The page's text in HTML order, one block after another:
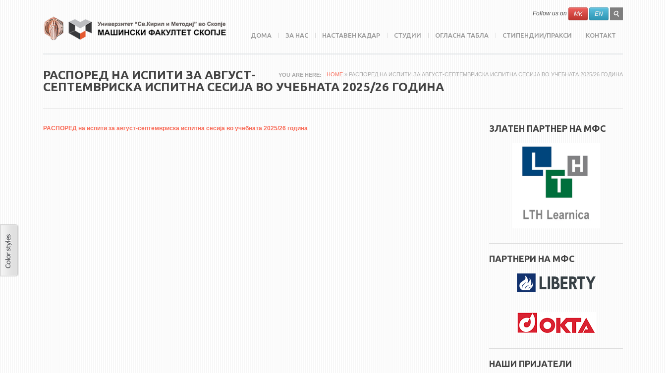
SEARCH
FORM
Search
Follow us on МК EN
ДОМА ЗА НАС НАСТАВЕН КАДАР СТУДИИ ОГЛАСНА ТАБЛА СТИПЕНДИИ/ПРАКСИ КОНТАКТ
YOU ARE HERE HOME » РАСПОРЕД НА ИСПИТИ ЗА АВГУСТ-СЕПТЕМВРИСКА ИСПИТНА СЕСИЈА ВО УЧЕБНАТА 2025/26 ГОДИНА
РАСПОРЕД НА ИСПИТИ ЗА АВГУСТ-
СЕПТЕМВРИСКА ИСПИТНА СЕСИЈА ВО УЧЕБНАТА 2025/26 ГОДИНА
РАСПОРЕД на испити за август-септемвриска испитна сесија во учебната 2025/26 година ЗЛАТЕН ПАРТНЕР НА МФС
ПАРТНЕРИ НА МФС
НАШИ ПРИЈАТЕЛИ